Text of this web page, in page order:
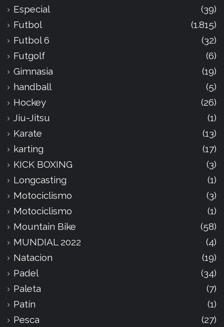
Especial
(39)
Futbol
(1.815)
Futbol 6
(32)
Futgolf
(6)
Gimnasia
(19)
handball
(5)
Hockey
(26)
Jiu-Jitsu
(1)
Karate
(13)
karting
(17)
KICK BOXING
(3)
Longcasting
(1)
Motociclismo
(3)
Motociclismo
(1)
Mountain Bike
(58)
MUNDIAL 2022
(4)
Natacion
(19)
Padel
(34)
Paleta
(7)
Patín
(1)
Pesca
(27)